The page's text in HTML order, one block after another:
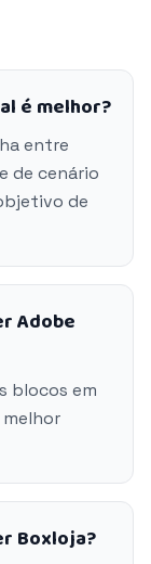
é melhor?
entre
de cenário
de
Adobe
blocos em
Boxloja?